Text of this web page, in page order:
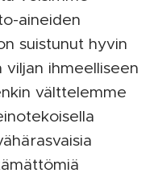
aineiden
suistunut hyvin
ihmeelliseen
välttelemme